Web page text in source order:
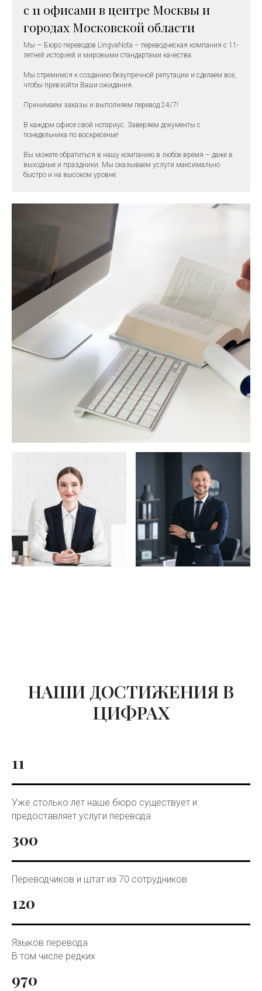
с 11 офисами в центре Москвы и
городах Московской области
Мы — Бюро переводов LingvaNota – переводческая компания с 11-
летней историей и мировыми стандартами качества.
Мы стремимся к созданию безупречной репутации и сделаем все,
чтобы превзойти Ваши ожидания.
Принимаем заказы и выполняем перевод 24/7!
В каждом офисе свой нотариус. Заверяем документы с
понедельника по воскресенье!
Вы можете обратиться в нашу компанию в любое время – даже в
выходные и праздники. Мы оказываем услуги максимально
быстро и на высоком уровне.
НАШИ ДОСТИЖЕНИЯ В
ЦИФРАХ
11
Уже столько лет наше бюро существует и
предоставляет услуги перевода
300
Переводчиков и штат из 70 сотрудников
120
Языков перевода
В том числе редких
970